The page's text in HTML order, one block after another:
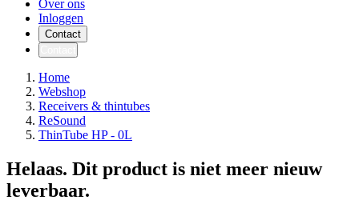
Over ons
Inloggen
Contact
Home
Webshop
Receivers & thintubes
ReSound
ThinTube HP - 0L
Helaas. Dit product is niet meer nieuw
leverbaar.